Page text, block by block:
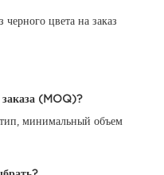
(MOQ)?
минимальный объем